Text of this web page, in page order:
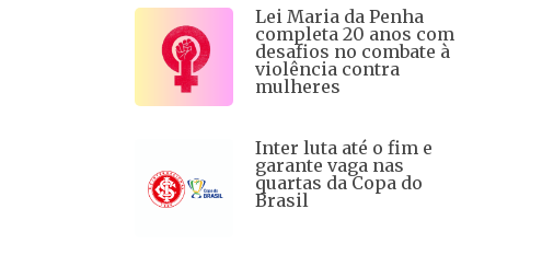
Lei Maria da Penha
completa 20 anos com
desafios no combate à
violência contra
mulheres
Inter luta até o fim e
garante vaga nas
quartas da Copa do
Brasil